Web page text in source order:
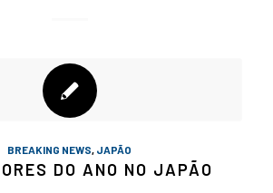
BREAKING NEWS, JAPÃO
DO ANO NO JAPÃO